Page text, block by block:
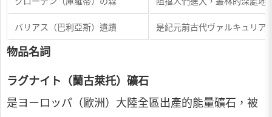
​バリアス（巴利亞斯）遺蹟 是紀元前古代ヴァルキュリア
物品名詞
ラグナイト（蘭古萊托）礦石
是ヨーロッパ（歐洲）大陸全區出產的能量礦石，被